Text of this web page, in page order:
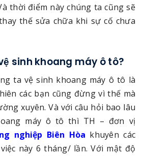
thời điểm này chúng ta cũng sẽ
thế sửa chữa khi sự cố chưa
sinh khoang máy ô tô?
ta vệ sinh khoang máy ô tô là
các bạn cũng đừng vì thế mà
xuyên. Và với câu hỏi bao lâu
máy ô tô thì TH – đơn vị
nghiệp Biên Hòa khuyên các
này 6 tháng/ lần. Với mật độ